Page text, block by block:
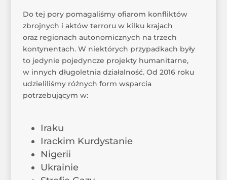
Do tej pory pomagaliśmy ofiarom konfliktów
zbrojnych i aktów terroru w kilku krajach
oraz regionach autonomicznych na trzech
kontynentach. W niektórych przypadkach były
to jedynie pojedyncze projekty humanitarne,
w innych długoletnia działalność. Od 2016 roku
udzieliliśmy różnych form wsparcia
potrzebującym w:
Iraku
Irackim Kurdystanie
Nigerii
Ukrainie